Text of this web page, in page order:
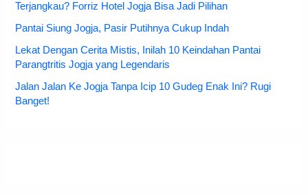
Terjangkau? Forriz Hotel Jogja Bisa Jadi Pilihan
Pantai Siung Jogja, Pasir Putihnya Cukup Indah
Lekat Dengan Cerita Mistis, Inilah 10 Keindahan Pantai
Parangtritis Jogja yang Legendaris
Jalan Jalan Ke Jogja Tanpa Icip 10 Gudeg Enak Ini? Rugi
Banget!